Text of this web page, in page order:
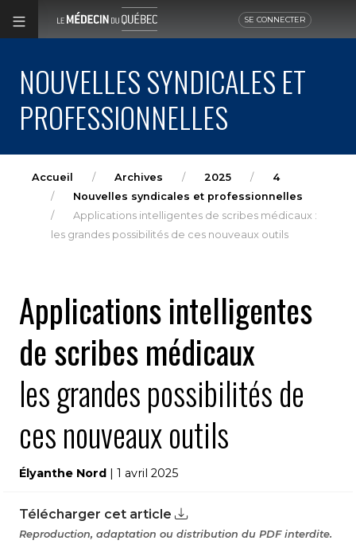
SE CONNECTER
NOUVELLES SYNDICALES ET
PROFESSIONNELLES
Accueil Archives 2025
4
Nouvelles syndicales et professionnelles
Applications intelligentes de scribes médicaux :
les grandes possibilités de ces nouveaux outils
Applications intelligentes
de scribes médicaux
les grandes possibilités de
ces nouveaux outils
Élyanthe Nord | 1 avril 2025
Télécharger cet article
Reproduction, adaptation ou distribution du PDF interdite.